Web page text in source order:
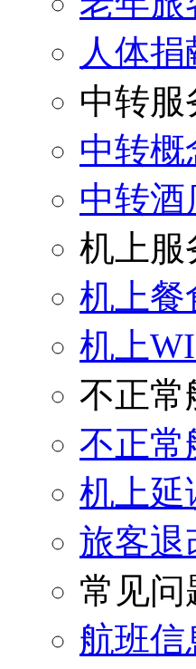
人体
中转服
中转概
中转酒
机上服
机上餐
机上
不正常
不正常
机上延
旅客退
常见问
航班信